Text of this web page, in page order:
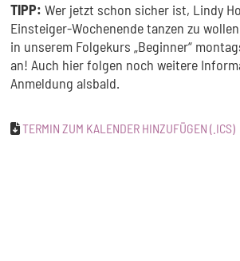
TIPP: Wer jetzt schon sicher ist, Lindy
Einsteiger-Wochenende tanzen zu
in unserem Folgekurs „Beginner“
an! Auch hier folgen noch weitere
Anmeldung alsbald.
TERMIN ZUM KALENDER HINZUFÜGEN (.ICS)